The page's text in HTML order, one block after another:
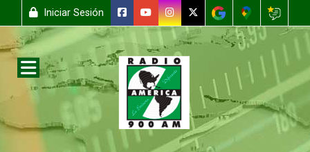
Iniciar Sesión